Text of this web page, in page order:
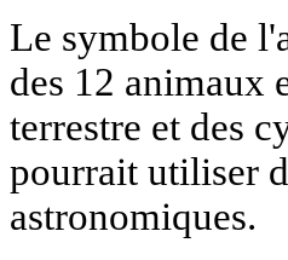
Le symbole de
des 12 animaux
terrestre et des
pourrait utiliser
astronomiques.